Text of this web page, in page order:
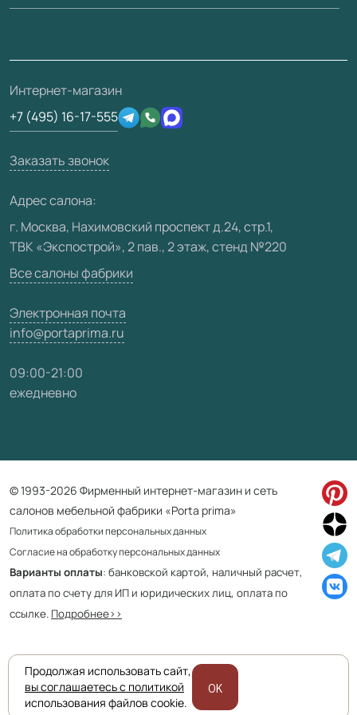
Вопрос-ответ
Отзывы клиентов
Техническая информация
Юридическая информация
3D-модели
О фабрике
Сертификаты
Производство
Вакансии
Карта сайта
Интернет-магазин
+7 (495) 16-17-555
Заказать звонок
Адрес салона:
г. Москва, Нахимовский проспект д.24, стр.1,
ТВК «Экспострой», 2 пав., 2 этаж, стенд №220
Все салоны фабрики
Электронная почта
info@portaprima.ru
09:00-21:00
ежедневно
© 1993-2026 Фирменный интернет-магазин и сеть
салонов мебельной фабрики «Porta prima»
Политика обработки персональных данных
Согласие на обработку персональных данных
Варианты оплаты: банковской картой, наличный расчет,
оплата по счету для ИП и юридических лиц, оплата по
ссылке. Подробнее>>
Приведенная на сайте информация не является публичной офертой
и носит информационно ознакомительный характер.
Продолжая использовать сайт,
вы соглашаетесь с политикой
использования файлов cookie.
OK